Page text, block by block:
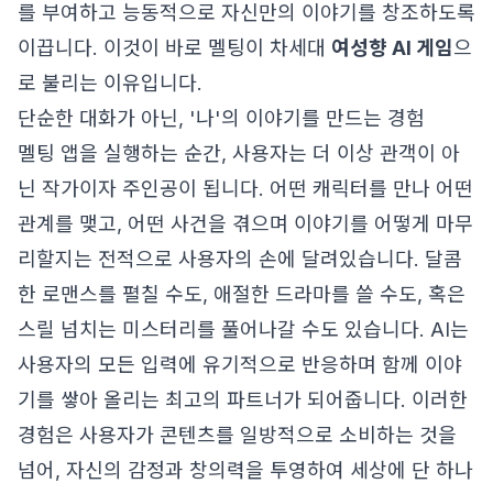
를 부여하고 능동적으로 자신만의 이야기를 창조하도록
이끕니다. 이것이 바로 멜팅이 차세대 여성향 AI 게임으
로 불리는 이유입니다.
단순한 대화가 아닌, '나'의 이야기를 만드는 경험
멜팅 앱을 실행하는 순간, 사용자는 더 이상 관객이 아
닌 작가이자 주인공이 됩니다. 어떤 캐릭터를 만나 어떤
관계를 맺고, 어떤 사건을 겪으며 이야기를 어떻게 마무
리할지는 전적으로 사용자의 손에 달려있습니다. 달콤
한 로맨스를 펼칠 수도, 애절한 드라마를 쓸 수도, 혹은
스릴 넘치는 미스터리를 풀어나갈 수도 있습니다. AI는
사용자의 모든 입력에 유기적으로 반응하며 함께 이야
기를 쌓아 올리는 최고의 파트너가 되어줍니다. 이러한
경험은 사용자가 콘텐츠를 일방적으로 소비하는 것을
넘어, 자신의 감정과 창의력을 투영하여 세상에 단 하나